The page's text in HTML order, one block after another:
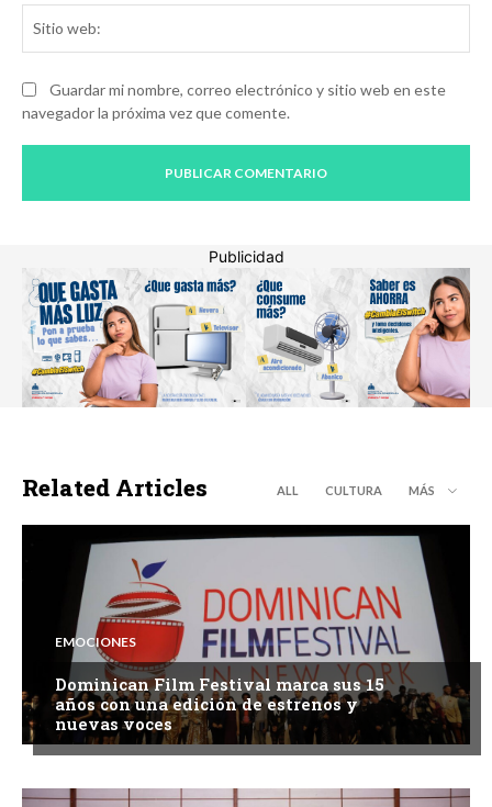
Guardar mi nombre, correo electrónico y sitio web en este
navegador la próxima vez que comente.
Publicidad
Related Articles ALL CULTURA MÁS
EMOCIONES
Dominican Film Festival marca sus 15
años con una edición de estrenos y
nuevas voces